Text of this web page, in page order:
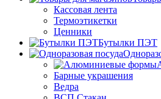
Кассовая лента
Термоэтикетки
Ценники
Бутылки ПЭТ
Барные украшения
Ведра